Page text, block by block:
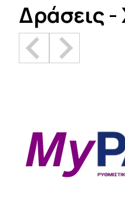
Δράσεις -